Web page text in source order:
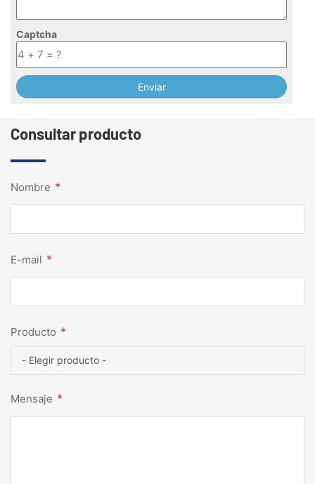
Captcha
Consultar producto
Nombre *
E-mail *
Producto *
Mensaje *